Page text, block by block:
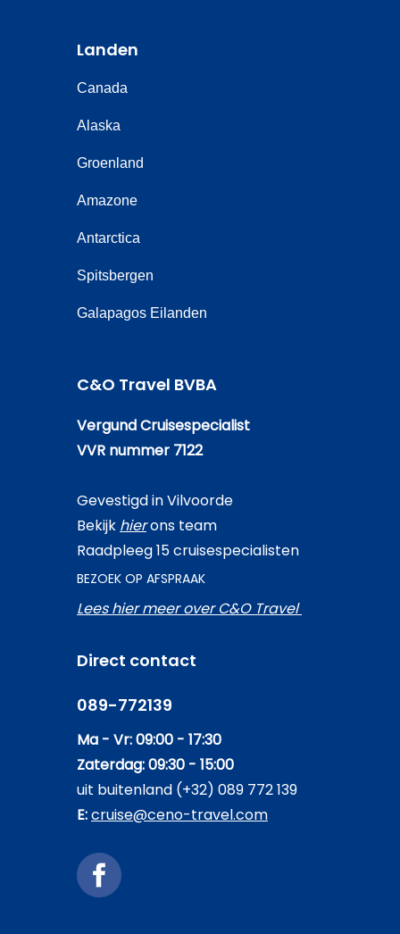
Landen
Canada
Alaska
Groenland
Amazone
Antarctica
Spitsbergen
Galapagos Eilanden
C&O Travel BVBA
Vergund Cruisespecialist
VVR nummer 7122
Gevestigd in Vilvoorde
Bekijk hierons team
Raadpleeg 15 cruisespecialisten
BEZOEK OP AFSPRAAK
Lees hier meer over C&O Travel
Direct contact
089-772139
Ma - Vr: 09:00 - 17:30
Zaterdag: 09:30 - 15:00
uit buitenland (+32) 089 772 139
E:cruise@ceno-travel.com